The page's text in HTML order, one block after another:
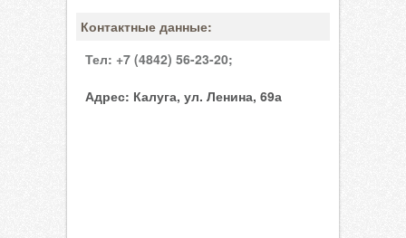
Контактные данные:
Тел: +7 (4842) 56-23-20;
Адрес: Калуга, ул. Ленина, 69а